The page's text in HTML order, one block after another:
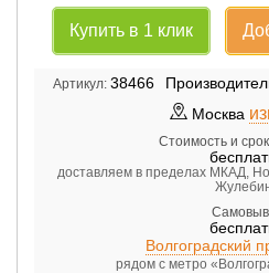
Купить в 1 клик
Артикул: 38466
Москва
Стоимость и
доставляем в пределах МКАД,
Волгоградский
рядом с метро